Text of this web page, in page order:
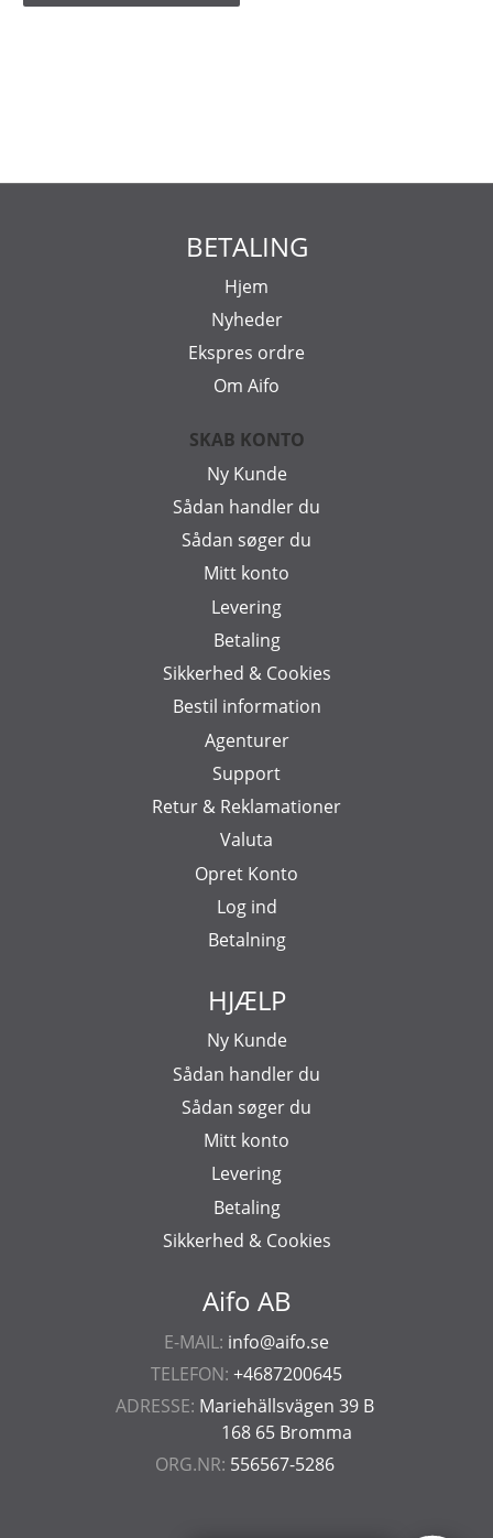
Aifo AB
E-MAIL: info@aifo.se
TELEFON: +4687200645
ADRESSE: Mariehällsvägen 39 B
168 65 Bromma
ORG.NR: 556567-5286
BETALING
Hjem
Nyheder
Ekspres ordre
Om Aifo
SKAB KONTO
Ny Kunde
Sådan handler du
Sådan søger du
Mitt konto
Levering
Betaling
Sikkerhed & Cookies
Bestil information
Agenturer
Support
Retur & Reklamationer
Valuta
Opret Konto
Log ind
Betalning
HJÆLP
Ny Kunde
Sådan handler du
Sådan søger du
Mitt konto
Levering
Betaling
Sikkerhed & Cookies